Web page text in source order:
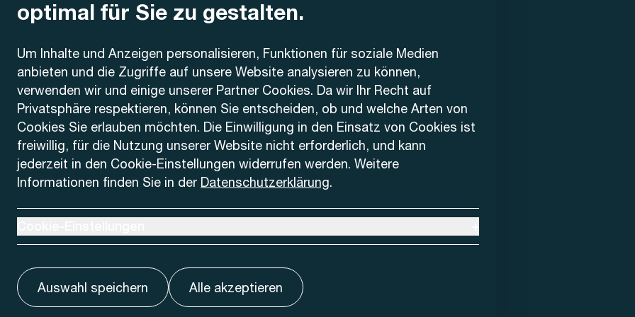
optimal für Sie zu gestalten.
Um Inhalte und Anzeigen personalisieren, Funktionen für soziale Medien
anbieten und die Zugriffe auf unsere Website analysieren zu können,
verwenden wir und einige unserer Partner Cookies. Da wir Ihr Recht auf
Privatsphäre respektieren, können Sie entscheiden, ob und welche Arten von
Cookies Sie erlauben möchten. Die Einwilligung in den Einsatz von Cookies ist
freiwillig, für die Nutzung unserer Website nicht erforderlich, und kann
jederzeit in den Cookie-Einstellungen widerrufen werden. Weitere
Informationen finden Sie in der Datenschutzerklärung.
Auswahl speichern Alle akzeptieren
AREMO
Busbetrieb Solothurn Grenchen und Umgebung AG
Dornacherstrasse 48
4500 Solothurn
Telefon
+41 32 622 37 22
Kontaktformular